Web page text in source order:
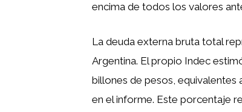
encima de todos los valores
La deuda externa bruta total
Argentina. El propio Indec
billones de pesos, equivalentes
en el informe. Este porcentaje